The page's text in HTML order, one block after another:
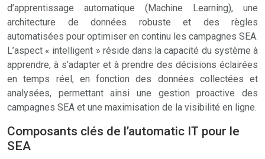
d’apprentissage automatique (Machine Learning), une
architecture de données robuste et des règles
automatisées pour optimiser en continu les campagnes SEA.
L’aspect « intelligent » réside dans la capacité du système à
apprendre, à s’adapter et à prendre des décisions éclairées
en temps réel, en fonction des données collectées et
analysées, permettant ainsi une gestion proactive des
campagnes SEA et une maximisation de la visibilité en ligne.
Composants clés de l’automatic IT pour le
SEA